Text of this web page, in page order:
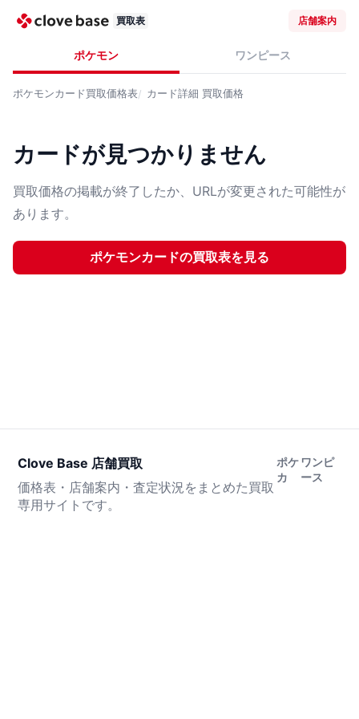
買取表 店舗案内
ポケモン ワンピース
ポケモンカード買取価格表 カード詳細 買取価格
カードが見つかりません
買取価格の掲載が終了したか、URLが変更された可能性が
あります。
ポケモンカードの買取表を見る
Clove Base 店舗買取
価格表・店舗案内・査定状況をまとめた買取
専用サイトです。
ポケ
カ
ワンピ
ース